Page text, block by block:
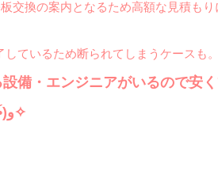
交換の案内となるため高額な見積も
ているため断られてしまうケースも。
備・エンジニアがいるので安
古いパソコンも対応可能ですよ～(๑•̀ㅂ•́)و✧